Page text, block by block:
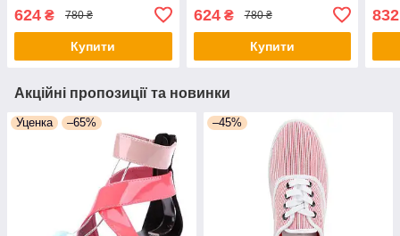
624 ₴ 780 ₴
Купити
624₴ 780 ₴
Купити
832
Акційні пропозиції та новинки
Уценка –65% –45%